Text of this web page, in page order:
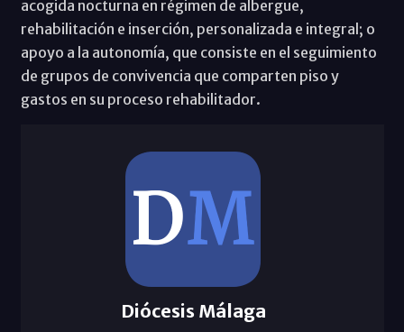
acogida nocturna en régimen de albergue,
rehabilitación e inserción, personalizada e integral; o
apoyo a la autonomía, que consiste en el seguimiento
de grupos de convivencia que comparten piso y
gastos en su proceso rehabilitador.
Diócesis Málaga